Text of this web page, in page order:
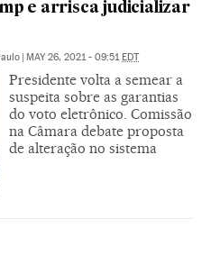
e arrisca judicializar
MAY 26, 2021 - 09:51 EDT
Presidente volta a semear a
suspeita sobre as garantias
do voto eletrônico. Comissão
na Câmara debate proposta
de alteração no sistema